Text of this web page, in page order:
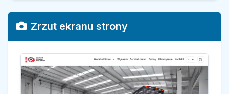
Zrzut ekranu strony